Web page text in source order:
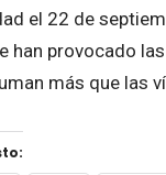
el 22 de
han provocado
más que las